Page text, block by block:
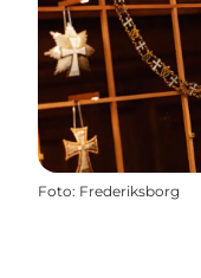
Foto: Frederiksborg